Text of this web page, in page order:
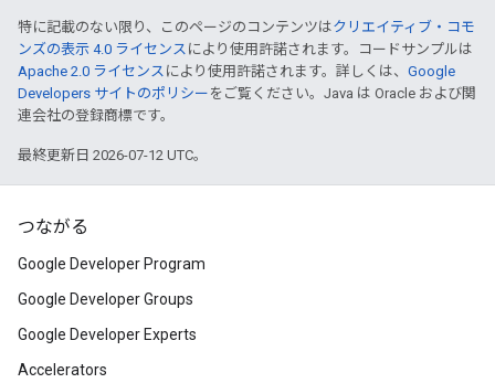
特に記載のない限り、このページのコンテンツはクリエイティブ・コモ
ンズの表示 4.0 ライセンス により使用許諾されます。コードサンプルは
Apache 2.0 ライセンス により使用許諾されます。詳しくは、 Google
Developers サイトのポリシー をご覧ください。Java は Oracle および関
連会社の登録商標です。
最終更新日 2026-07-12 UTC。
つながる
Google Developer Program
Google Developer Groups
Google Developer Experts
Accelerators